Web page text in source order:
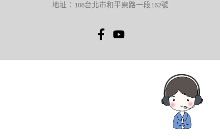
地址：106台北市和平東路一段162號